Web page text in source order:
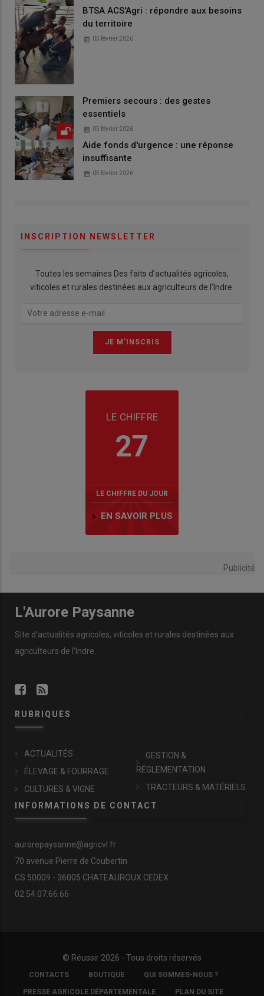
BTSA ACS'Agri : répondre aux besoins
du territoire
05 février 2026
Premiers secours : des gestes
essentiels
05 février 2026
Aide fonds d'urgence : une réponse
insuffisante
05 février 2026
INSCRIPTION NEWSLETTER
Toutes les semaines Des faits d'actualités agricoles,
viticoles et rurales destinées aux agriculteurs de l'Indre.
LE CHIFFRE
27
LE CHIFFRE DU JOUR
EN SAVOIR PLUS
Publicité
L'Aurore Paysanne
Site d'actualités agricoles, viticoles et rurales destinées aux
agriculteurs de l'Indre.
RUBRIQUES
ACTUALITÉS
ÉLEVAGE & FOURRAGE
CULTURES & VIGNE
GESTION &
RÉGLEMENTATION
TRACTEURS & MATÉRIELS
INFORMATIONS DE CONTACT
aurorepaysanne@agricvl.fr
70 avenue Pierre de Coubertin
CS 50009 - 36005 CHATEAUROUX CEDEX
02.54.07.66.66
© Réussir 2026 - Tous droits réservés
FOOTER
COPYRIGHT
CONTACTS BOUTIQUE QUI SOMMES-NOUS ?
PRESSE AGRICOLE DÉPARTEMENTALE PLAN DU SITE